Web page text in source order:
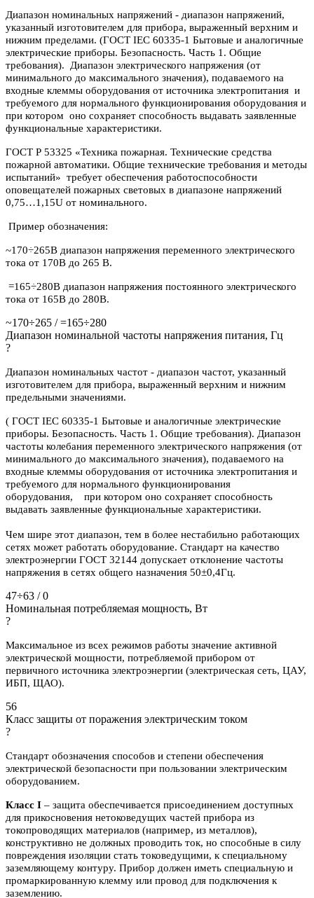
Диапазон номинальных напряжений - диапазон напряжений,
указанный изготовителем для прибора, выраженный верхним и
нижним пределами. (ГОСТ IEC 60335-1 Бытовые и аналогичные
электрические приборы. Безопасность. Часть 1. Общие
требования). Диапазон электрического напряжения (от
минимального до максимального значения), подаваемого на
входные клеммы оборудования от источника электропитания и
требуемого для нормального функционирования оборудования и
при котором оно сохраняет способность выдавать заявленные
функциональные характеристики.
ГОСТ Р 53325 «Техника пожарная. Технические средства
пожарной автоматики. Общие технические требования и методы
испытаний» требует обеспечения работоспособности
оповещателей пожарных световых в диапазоне напряжений
0,75…1,15U от номинального.
Пример обозначения:
~170÷265В диапазон напряжения переменного электрического
тока от 170В до 265 В.
=165÷280В диапазон напряжения постоянного электрического
тока от 165В до 280В.
~170÷265 / =165÷280
Диапазон номинальной частоты напряжения питания, Гц
?
Диапазон номинальных частот - диапазон частот, указанный
изготовителем для прибора, выраженный верхним и нижним
предельными значениями.
( ГОСТ IEC 60335-1 Бытовые и аналогичные электрические
приборы. Безопасность. Часть 1. Общие требования). Диапазон
частоты колебания переменного электрического напряжения (от
минимального до максимального значения), подаваемого на
входные клеммы оборудования от источника электропитания и
требуемого для нормального функционирования
оборудования, при котором оно сохраняет способность
выдавать заявленные функциональные характеристики.
Чем шире этот диапазон, тем в более нестабильно работающих
сетях может работать оборудование. Стандарт на качество
электроэнергии ГОСТ 32144 допускает отклонение частоты
напряжения в сетях общего назначения 50±0,4Гц.
47÷63 / 0
Номинальная потребляемая мощность, Вт
?
Максимальное из всех режимов работы значение активной
электрической мощности, потребляемой прибором от
первичного источника электроэнергии (электрическая сеть, ЦАУ,
ИБП, ЩАО).
56
Класс защиты от поражения электрическим током
?
Стандарт обозначения способов и степени обеспечения
электрической безопасности при пользовании электрическим
оборудованием.
Класс I – защита обеспечивается присоединением доступных
для прикосновения нетоковедущих частей прибора из
токопроводящих материалов (например, из металлов),
конструктивно не должных проводить ток, но способные в силу
повреждения изоляции стать токоведущими, к специальному
заземляющему контуру. Прибор должен иметь специальную и
промаркированную клемму или провод для подключения к
заземлению.